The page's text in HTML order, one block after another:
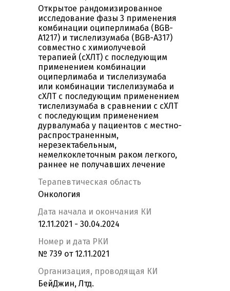
Открытое рандомизированное
исследование фазы 3 применения
комбинации оциперлимаба (BGB-
A1217) и тислелизумаба (BGB-A317)
совместно c химиолучевой
терапией (сХЛТ) с последующим
применением комбинации
оциперлимаба и тислелизумаба
или комбинации тислелизумаба и
сХЛТ с последующим применением
тислелизумаба в сравнении с сХЛТ
с последующим применением
дурвалумаба у пациентов с местно-
распространенным,
нерезектабельным,
немелкоклеточным раком легкого,
раннее не получавших лечение
Терапевтическая область
Онкология
Дата начала и окончания КИ
12.11.2021 - 30.04.2024
Номер и дата РКИ
№ 739 от 12.11.2021
Организация, проводящая КИ
БейДжин, Лтд.